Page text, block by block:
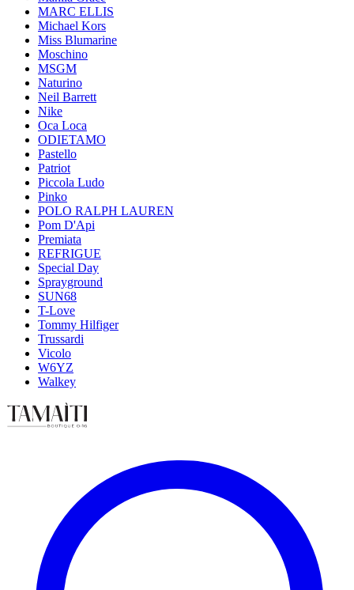
MARC ELLIS
Michael Kors
Miss Blumarine
Moschino
MSGM
Naturino
Neil Barrett
Nike
Oca Loca
ODIETAMO
Pastello
Patriot
Piccola Ludo
Pinko
POLO RALPH LAUREN
Pom D'Api
Premiata
REFRIGUE
Special Day
Sprayground
SUN68
T-Love
Tommy Hilfiger
Trussardi
Vicolo
W6YZ
Walkey